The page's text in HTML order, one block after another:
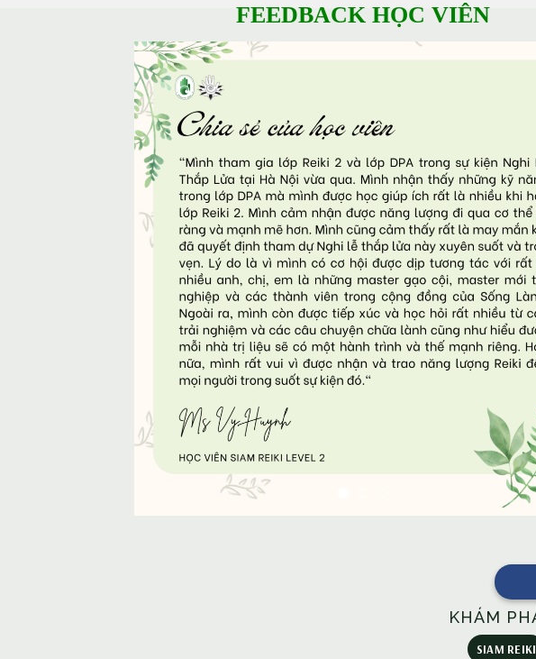
FEEDBACK HỌC VIÊN
KHÁM
SIAM REIKI